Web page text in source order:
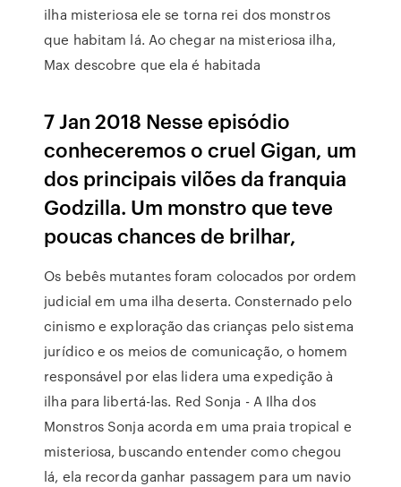
ilha misteriosa ele se torna rei dos monstros
que habitam lá. Ao chegar na misteriosa ilha,
Max descobre que ela é habitada
7 Jan 2018 Nesse episódio
conheceremos o cruel Gigan, um
dos principais vilões da franquia
Godzilla. Um monstro que teve
poucas chances de brilhar,
Os bebês mutantes foram colocados por ordem
judicial em uma ilha deserta. Consternado pelo
cinismo e exploração das crianças pelo sistema
jurídico e os meios de comunicação, o homem
responsável por elas lidera uma expedição à
ilha para libertá-las. Red Sonja - A Ilha dos
Monstros Sonja acorda em uma praia tropical e
misteriosa, buscando entender como chegou
lá, ela recorda ganhar passagem para um navio